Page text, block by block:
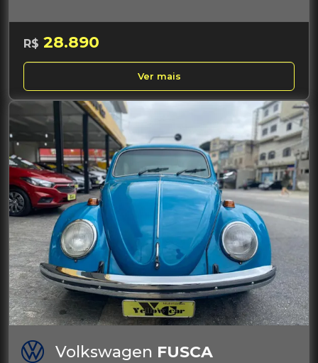
R$ 28.890
Ver mais
Volkswagen FUSCA